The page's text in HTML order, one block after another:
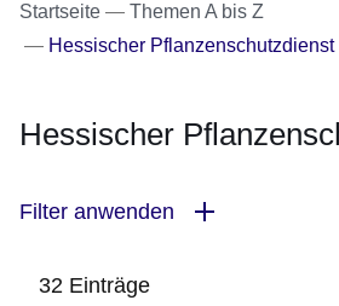
Startseite
Themen A bis Z
Hessischer Pflanzenschutzdienst
Hessischer
Filter anwenden
32 Einträge